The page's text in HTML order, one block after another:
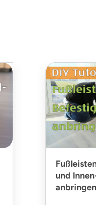
und
anbringen